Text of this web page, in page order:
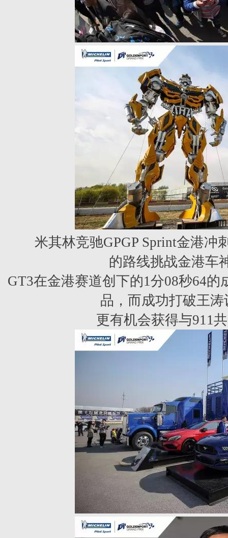
米其林竞驰GPGP Sprint金港冲
的路线挑战金港车
GT3在金港赛道创下的1分08秒64的
品，而成功打破王
更有机会获得与911